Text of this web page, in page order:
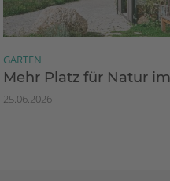
GARTEN
Mehr Platz für Natur
25.06.2026